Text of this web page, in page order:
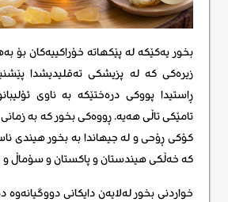
بخور یەکێکە لە پێکهاتە خۆراکییەکان بۆ
زیرەکی کە لە پزیشکی تەقلیدیشدا
تامێکی تاڵی هەیە. ڕووەکی بخور کە بە
کۆکی ڕۆحی و لە جیهاندا بە بخور هیندی
کە خەڵکی هیندستان و پاکستان و سۆماڵ و
خواردنی بخور لەلایەن دایکانی دووگیانەوە